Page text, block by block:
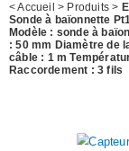
<Accueil > Produits >
Sonde à baïonnette
Modèle : sonde à
: 50 mm Diamètre de
câble : 1 m
Raccordement : 3 fils